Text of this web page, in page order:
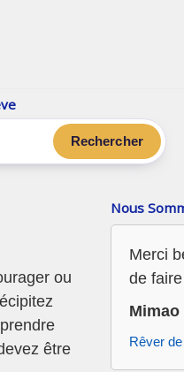
Rechercher
ou
être
Nous
Merci
de
Mimao
Rêver